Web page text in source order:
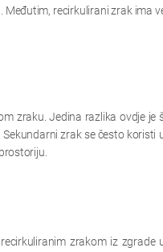
recirkulirani zrak ima
zraku. Jedina razlika ovdje
zrak se često
zrakom iz